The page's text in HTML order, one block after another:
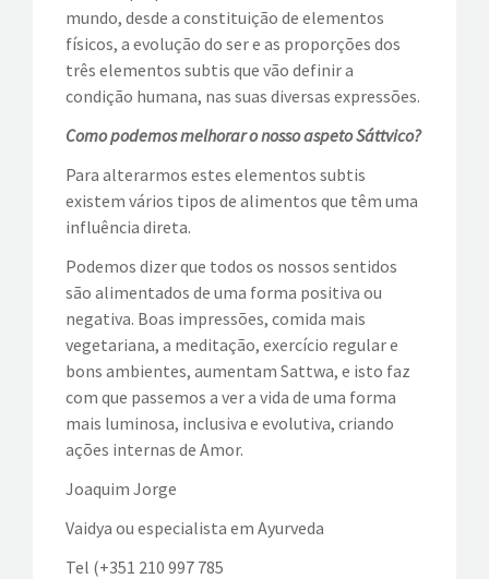
mundo, desde a constituição de elementos
físicos, a evolução do ser e as proporções dos
três elementos subtis que vão definir a
condição humana, nas suas diversas expressões.
Como podemos melhorar o nosso aspeto Sáttvico?
Para alterarmos estes elementos subtis
existem vários tipos de alimentos que têm uma
influência direta.
Podemos dizer que todos os nossos sentidos
são alimentados de uma forma positiva ou
negativa. Boas impressões, comida mais
vegetariana, a meditação, exercício regular e
bons ambientes, aumentam Sattwa, e isto faz
com que passemos a ver a vida de uma forma
mais luminosa, inclusiva e evolutiva, criando
ações internas de Amor.
Joaquim Jorge
Vaidya ou especialista em Ayurveda
Tel (+351 210 997 785